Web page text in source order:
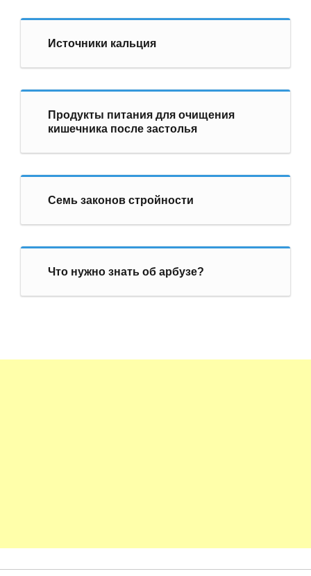
Источники кальция
Продукты питания для очищения
кишечника после застолья
Семь законов стройности
Что нужно знать об арбузе?